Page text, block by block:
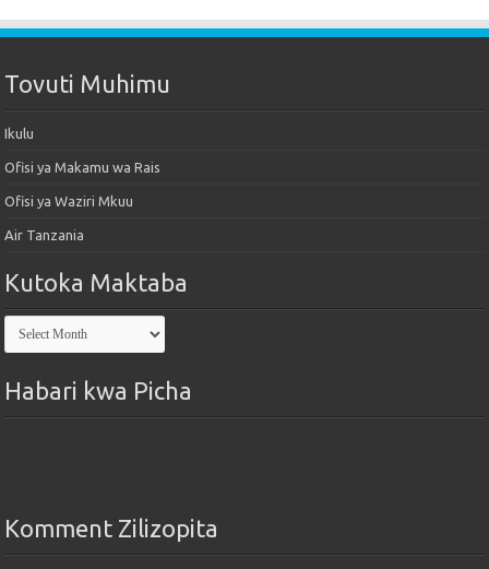
Tovuti Muhimu
Ikulu
Ofisi ya Makamu wa Rais
Ofisi ya Waziri Mkuu
Air Tanzania
Kutoka Maktaba
Kutoka
Maktaba
Habari kwa Picha
Komment Zilizopita